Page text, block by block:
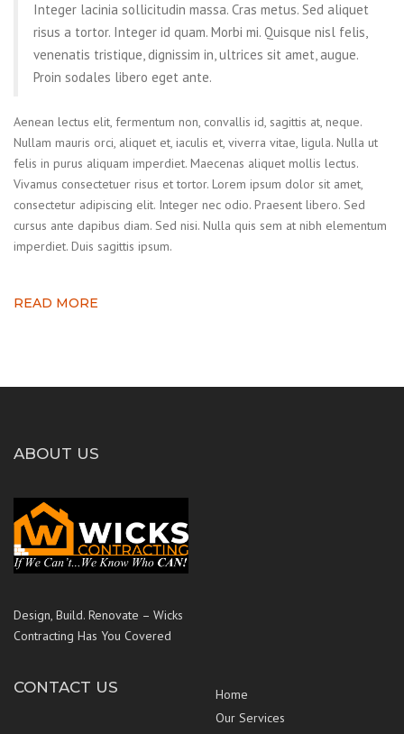
Integer lacinia sollicitudin massa. Cras metus. Sed aliquet
risus a tortor. Integer id quam. Morbi mi. Quisque nisl felis,
venenatis tristique, dignissim in, ultrices sit amet, augue.
Proin sodales libero eget ante.
Aenean lectus elit, fermentum non, convallis id, sagittis at, neque.
Nullam mauris orci, aliquet et, iaculis et, viverra vitae, ligula. Nulla ut
felis in purus aliquam imperdiet. Maecenas aliquet mollis lectus.
Vivamus consectetuer risus et tortor. Lorem ipsum dolor sit amet,
consectetur adipiscing elit. Integer nec odio. Praesent libero. Sed
cursus ante dapibus diam. Sed nisi. Nulla quis sem at nibh elementum
imperdiet. Duis sagittis ipsum.
READ MORE
ABOUT US
Design, Build. Renovate – Wicks
Contracting Has You Covered
CONTACT US
Home
Our Services